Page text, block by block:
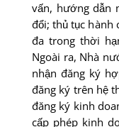
vấn, hướng dẫn
đổi; thủ tục hành
đa trong thời
Ngoài ra, Nhà
nhận đăng ký
đăng ký trên hệ
đăng ký kinh
cấp phép kinh